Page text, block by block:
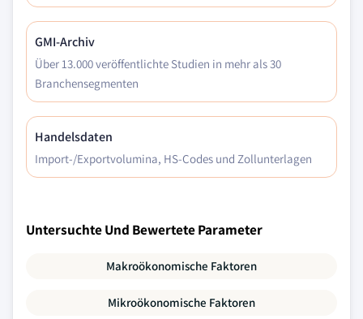
GMI-Archiv
Über 13.000 veröffentlichte Studien in mehr als 30
Branchensegmenten
Handelsdaten
Import-/Exportvolumina, HS-Codes und Zollunterlagen
Untersuchte Und Bewertete Parameter
Makroökonomische Faktoren
Mikroökonomische Faktoren